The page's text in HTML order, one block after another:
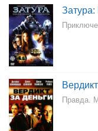
Затура:
Правда.